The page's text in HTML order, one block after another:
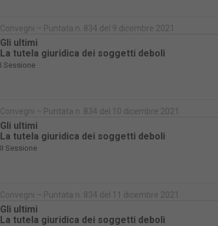
Convegni – Puntata n. 834 del 9 dicembre 2021
Gli ultimi
La tutela giuridica dei soggetti deboli
I Sessione
Convegni – Puntata n. 834 del 10 dicembre 2021
Gli ultimi
La tutela giuridica dei soggetti deboli
II Sessione
Convegni – Puntata n. 834 del 11 dicembre 2021
Gli ultimi
La tutela giuridica dei soggetti deboli